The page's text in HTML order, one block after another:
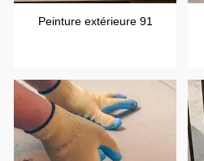
Peinture extérieure 91